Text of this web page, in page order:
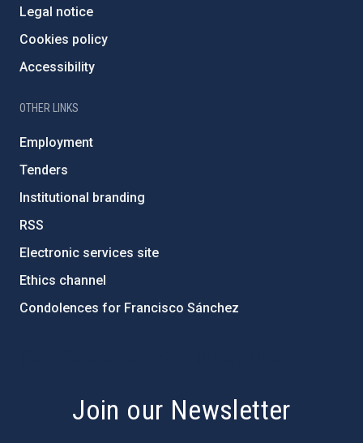
Legal notice
Cookies policy
Accessibility
OTHER LINKS
Employment
Tenders
Institutional branding
RSS
Electronic services site
Ethics channel
Condolences for Francisco Sánchez
Join our Newsletter